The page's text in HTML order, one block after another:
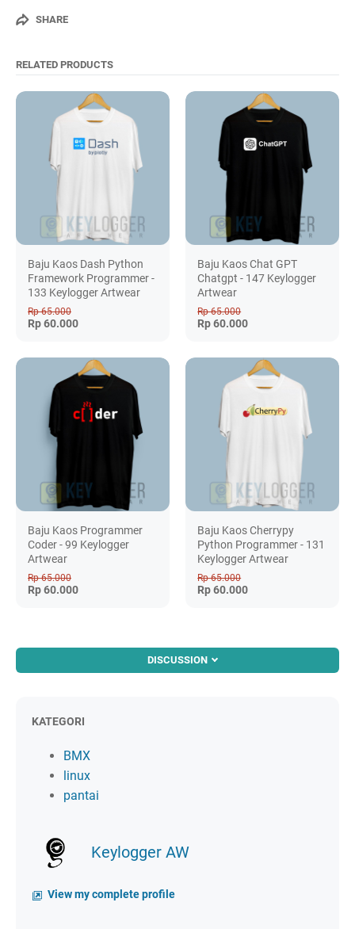
SHARE
RELATED PRODUCTS
Baju Kaos Dash Python
Framework Programmer -
133 Keylogger Artwear
Rp 65.000
Rp 60.000
Baju Kaos Chat GPT
Chatgpt - 147 Keylogger
Artwear
Rp 65.000
Rp 60.000
Baju Kaos Programmer
Coder - 99 Keylogger
Artwear
Rp 65.000
Rp 60.000
Baju Kaos Cherrypy
Python Programmer - 131
Keylogger Artwear
Rp 65.000
Rp 60.000
DISCUSSION
KATEGORI
BMX
linux
pantai
Keylogger AW
View my complete profile